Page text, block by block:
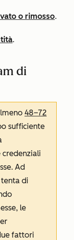
o rimosso.
.
di
48–72
sufficiente
credenziali
Ad
di
le
fattori